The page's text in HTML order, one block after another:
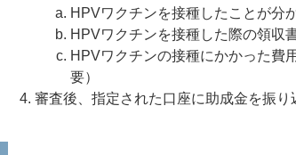
HPVワクチンを接種したことが分
HPVワクチンを接種した際の領収
HPVワクチンの接種にかかった費
要）
審査後、指定された口座に助成金を振り